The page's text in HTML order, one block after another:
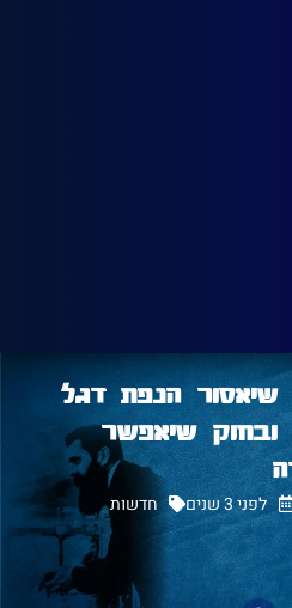
שיאסור הנפת דגל
ובחוק שיאפשר
לפני 3 שנים
חדשות